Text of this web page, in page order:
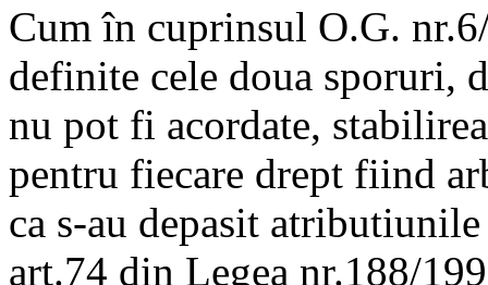
Cum în cuprinsul O.G.
definite cele doua sporuri,
nu pot fi acordate,
pentru fiecare drept fiind
ca s-au depasit
art.74 din Legea nr.188/